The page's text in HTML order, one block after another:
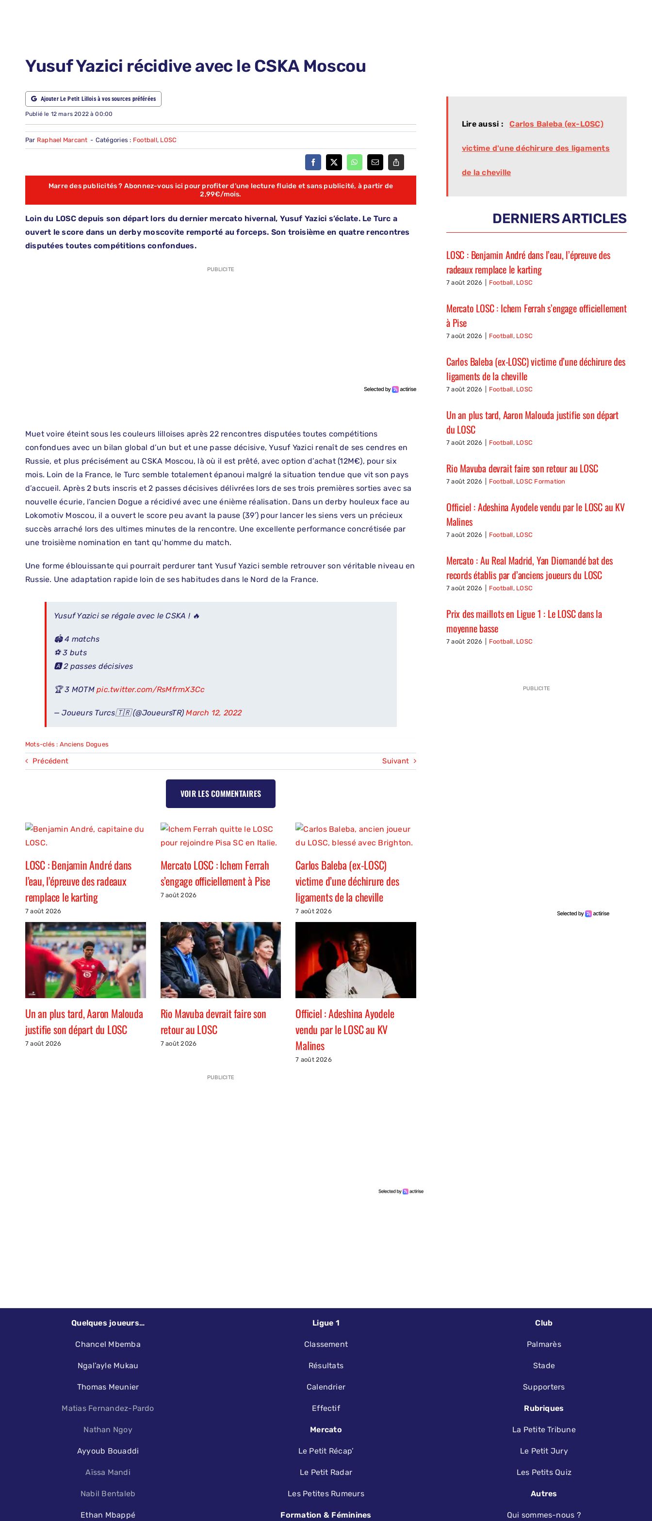
RECHERCHER:
Yusuf Yazici récidive avec le CSKA Moscou
Ajouter Le Petit Lillois à vos sources préférées
Publié le 12 mars 2022 à 00:00
Par Raphael Marcant - Catégories : Football, LOSC
Marre des publicités ? Abonnez-vous ici pour profiter d’une lecture fluide et sans publicité, à partir de
2,99€/mois.
Loin du LOSC depuis son départ lors du dernier mercato hivernal, Yusuf Yazici s’éclate. Le Turc a
ouvert le score dans un derby moscovite remporté au forceps. Son troisième en quatre rencontres
disputées toutes compétitions confondues.
PUBLICITE
Muet voire éteint sous les couleurs lilloises après 22 rencontres disputées toutes compétitions
confondues avec un bilan global d’un but et une passe décisive, Yusuf Yazici renaît de ses cendres en
Russie, et plus précisément au CSKA Moscou, là où il est prêté, avec option d’achat (12M€), pour six
mois. Loin de la France, le Turc semble totalement épanoui malgré la situation tendue que vit son pays
d’accueil. Après 2 buts inscris et 2 passes décisives délivrées lors de ses trois premières sorties avec sa
nouvelle écurie, l’ancien Dogue a récidivé avec une énième réalisation. Dans un derby houleux face au
Lokomotiv Moscou, il a ouvert le score peu avant la pause (39′) pour lancer les siens vers un précieux
succès arraché lors des ultimes minutes de la rencontre. Une excellente performance concrétisée par
une troisième nomination en tant qu’homme du match.
Une forme éblouissante qui pourrait perdurer tant Yusuf Yazici semble retrouver son véritable niveau en
Russie. Une adaptation rapide loin de ses habitudes dans le Nord de la France.
Yusuf Yazici se régale avec le CSKA ! 🔥
🏟 4 matchs
⚽️ 3 buts
🅰️ 2 passes décisives
🏆 3 MOTMpic.twitter.com/RsMfrmX3Cc
— Joueurs Turcs🇹🇷 (@JoueursTR)March 12, 2022
Mots-clés : Anciens Dogues
Précédent Suivant
VOIR LES COMMENTAIRES
LOSC : Benjamin André dans
l’eau, l’épreuve des radeaux
remplace le karting
7 août 2026
Mercato LOSC : Ichem Ferrah
s’engage officiellement à Pise
7 août 2026
Carlos Baleba (ex-LOSC)
victime d’une déchirure des
ligaments de la cheville
7 août 2026
Un an plus tard, Aaron Malouda
justifie son départ du LOSC
7 août 2026
Rio Mavuba devrait faire son
retour au LOSC
7 août 2026
Officiel : Adeshina Ayodele
vendu par le LOSC au KV
Malines
7 août 2026
PUBLICITE
Lire aussi : Carlos Baleba (ex-LOSC)
victime d'une déchirure des ligaments
de la cheville
DERNIERS ARTICLES
LOSC : Benjamin André dans l’eau, l’épreuve des
radeaux remplace le karting
7 août 2026 Football, LOSC
Mercato LOSC : Ichem Ferrah s’engage officiellement
à Pise
7 août 2026 Football, LOSC
Carlos Baleba (ex-LOSC) victime d’une déchirure des
ligaments de la cheville
7 août 2026 Football, LOSC
Un an plus tard, Aaron Malouda justifie son départ
du LOSC
7 août 2026 Football, LOSC
Rio Mavuba devrait faire son retour au LOSC
7 août 2026 Football, LOSC Formation
Officiel : Adeshina Ayodele vendu par le LOSC au KV
Malines
7 août 2026 Football, LOSC
Mercato : Au Real Madrid, Yan Diomandé bat des
records établis par d’anciens joueurs du LOSC
7 août 2026 Football, LOSC
Prix des maillots en Ligue 1 : Le LOSC dans la
moyenne basse
7 août 2026 Football, LOSC
PUBLICITE
Quelques joueurs…
Chancel Mbemba
Ngal’ayle Mukau
Thomas Meunier
Matias Fernandez-Pardo
Nathan Ngoy
Ayyoub Bouaddi
Aïssa Mandi
Nabil Bentaleb
Ethan Mbappé
Ligue 1
Classement
Résultats
Calendrier
Effectif
Mercato
Le Petit Récap’
Le Petit Radar
Les Petites Rumeurs
Formation & Féminines
Club
Palmarès
Stade
Supporters
Rubriques
La Petite Tribune
Le Petit Jury
Les Petits Quiz
Autres
Qui sommes-nous ?